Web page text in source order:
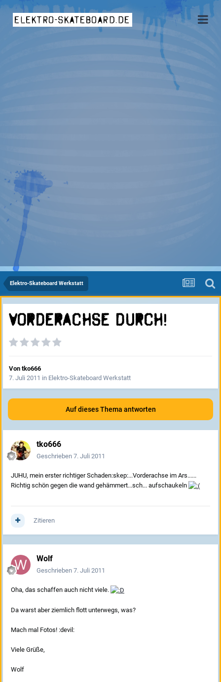
elektro-skateboard.de
Elektro-Skateboard Werkstatt
Vorderachse durch!
Von tko666
7. Juli 2011 in Elektro-Skateboard Werkstatt
Auf dieses Thema antworten
tko666
Geschrieben 7. Juli 2011
JUHU, mein erster richtiger Schaden:skep:...Vorderachse im Ars......
Richtig schön gegen die wand gehämmert...sch... aufschaukeln
Zitieren
Wolf
Geschrieben 7. Juli 2011
Oha, das schaffen auch nicht viele.
Da warst aber ziemlich flott unterwegs, was?
Mach mal Fotos! :devil:
Viele Grüße,
Wolf